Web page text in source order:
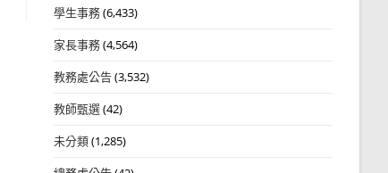
學生事務(6,433)
家長事務(4,564)
教務處公告(3,532)
教師甄選(42)
未分類(1,285)